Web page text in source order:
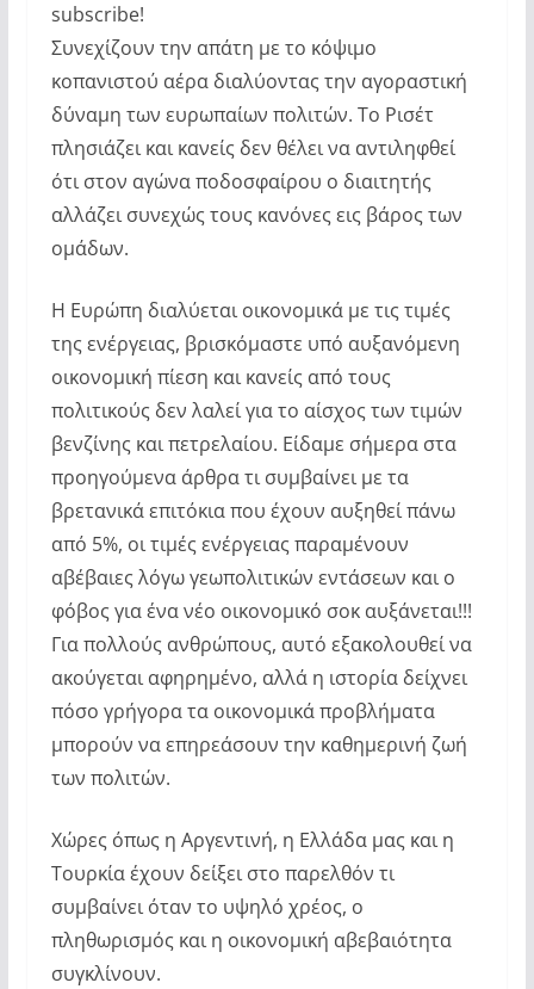
subscribe!
Συνεχίζουν την απάτη με το κόψιμο
κοπανιστού αέρα διαλύοντας την αγοραστική
δύναμη των ευρωπαίων πολιτών. Το Ρισέτ
πλησιάζει και κανείς δεν θέλει να αντιληφθεί
ότι στον αγώνα ποδοσφαίρου ο διαιτητής
αλλάζει συνεχώς τους κανόνες εις βάρος των
ομάδων.
Η Ευρώπη διαλύεται οικονομικά με τις τιμές
της ενέργειας, βρισκόμαστε υπό αυξανόμενη
οικονομική πίεση και κανείς από τους
πολιτικούς δεν λαλεί για το αίσχος των τιμών
βενζίνης και πετρελαίου. Είδαμε σήμερα στα
προηγούμενα άρθρα τι συμβαίνει με τα
βρετανικά επιτόκια που έχουν αυξηθεί πάνω
από 5%, οι τιμές ενέργειας παραμένουν
αβέβαιες λόγω γεωπολιτικών εντάσεων και ο
φόβος για ένα νέο οικονομικό σοκ αυξάνεται!!!
Για πολλούς ανθρώπους, αυτό εξακολουθεί να
ακούγεται αφηρημένο, αλλά η ιστορία δείχνει
πόσο γρήγορα τα οικονομικά προβλήματα
μπορούν να επηρεάσουν την καθημερινή ζωή
των πολιτών.
Χώρες όπως η Αργεντινή, η Ελλάδα μας και η
Τουρκία έχουν δείξει στο παρελθόν τι
συμβαίνει όταν το υψηλό χρέος, ο
πληθωρισμός και η οικονομική αβεβαιότητα
συγκλίνουν.